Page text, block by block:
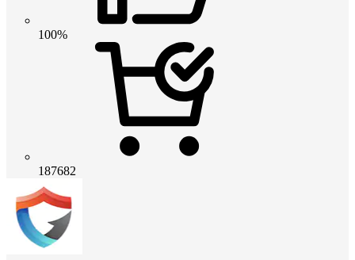
100%
187682